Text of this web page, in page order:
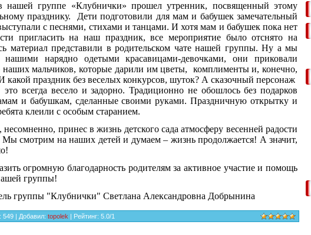
нашей группе «Клубнички» прошел утренник, посвященный этому
празднику. Дети подготовили для мам и бабушек замечательный
с песнями, стихами и танцами. И хотя мам и бабушек пока нет
пригласить на наш праздник, все мероприятие было отснято на
материал представили в родительском чате нашей группы. Ну а мы
нашими нарядно одетыми красавицами-девочками, они приковали
мальчиков, которые дарили им цветы, комплименты и, конечно,
какой праздник без веселых конкурсов, шуток? А сказочный персонаж
всегда весело и задорно. Традиционно не обошлось без подарков
и бабушкам, сделанные своими руками. Праздничную открытку и
клеили с особым старанием.
принес в жизнь детского сада атмосферу весенней радости
Мы смотрим на наших детей и думаем – жизнь продолжается! А значит,
огромную благодарность родителям за активное участие и помощь
группы!
группы "Клубнички" Светлана Александровна Добрынина
: 549 | Добавил: topolek | Рейтинг: 5.0/1